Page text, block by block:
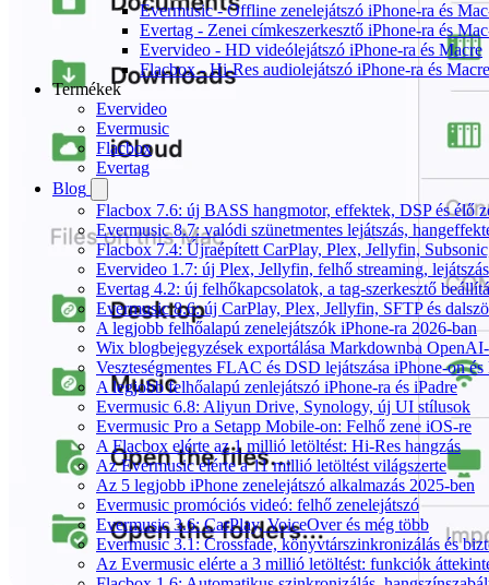
Evermusic - Offline zenelejátszó iPhone-ra és
Evertag - Zenei címkeszerkesztő iPhone-ra és
Evervideo - HD videólejátszó iPhone-ra és Macre
Flacbox - Hi-Res audiolejátszó iPhone-ra és Macre
Termékek
Evervideo
Evermusic
Flacbox
Evertag
Blog
Flacbox 7.6: új BASS hangmotor, effektek, DSP és élő
Evermusic 8.7: valódi szünetmentes lejátszás,
Flacbox 7.4: Újraépített CarPlay, Plex, Jellyfin,
Evervideo 1.7: új Plex, Jellyfin, felhő streaming,
Evertag 4.2: új felhőkapcsolatok, a tag-szerkesztő
Evermusic 8.6: új CarPlay, Plex, Jellyfin, SFTP és
A legjobb felhőalapú zenelejátszók iPhone-ra 2026-ban
Wix blogbejegyzések exportálása Markdownba
Veszteségmentes FLAC és DSD lejátszása iPhone-on
A legjobb felhőalapú zenlejátszó iPhone-ra és iPadre
Evermusic 6.8: Aliyun Drive, Synology, új UI stílusok
Evermusic Pro a Setapp Mobile-on: Felhő zene iOS-re
A Flacbox elérte az 1 millió letöltést: Hi-Res hangzás
Az Evermusic elérte a 11 millió letöltést világszerte
Az 5 legjobb iPhone zenelejátszó alkalmazás 2025-ben
Evermusic promóciós videó: felhő zenelejátszó
Evermusic 3.6: CarPlay, VoiceOver és még több
Evermusic 3.1: Crossfade, könyvtárszinkronizálás és
Az Evermusic elérte a 3 millió letöltést: funkciók